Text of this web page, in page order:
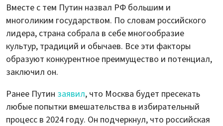
Вместе с тем Путин назвал РФ большим и
многоликим государством. По словам российского
лидера, страна собрала в себе многообразие
культур, традиций и обычаев. Все эти факторы
образуют конкурентное преимущество и потенциал,
заключил он.
Ранее Путин заявил, что Москва будет пресекать
любые попытки вмешательства в избирательный
процесс в 2024 году. Он подчеркнул, что российская